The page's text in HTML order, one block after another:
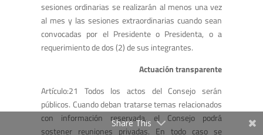
sesiones ordinarias se realizarán al menos una vez
al mes y las sesiones extraordinarias cuando sean
convocadas por el Presidente o Presidenta, o a
requerimiento de dos (2) de sus integrantes.
Actuación transparente
Artículo:21 Todos los actos del Consejo serán
públicos. Cuando deban tratarse temas relacionados
con información reservada, el Consejo podrá
sostener reuniones privadas. En todo caso se
Share This